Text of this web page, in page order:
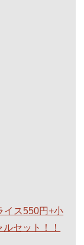
イス550円+小
セット！！